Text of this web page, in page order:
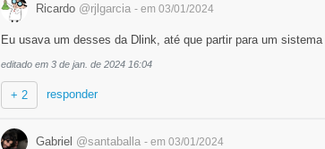
Ricardo @rjlgarcia - em 03/01/2024
Eu usava um desses da Dlink, até que partir para um
editado em 3 de jan. de 2024 16:04
+ 2 responder
Gabriel @santaballa - em 03/01/2024